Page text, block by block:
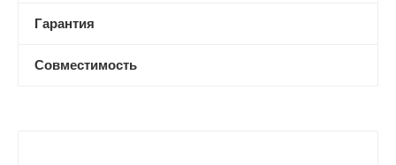
Гарантия
Совместимость